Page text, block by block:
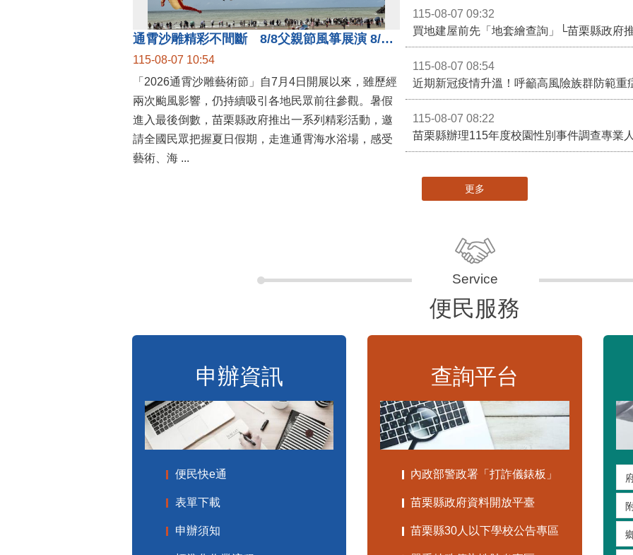
通霄沙雕精彩不間斷 8/8父親節風箏展演 8/16情人節66對浪漫挑戰送好禮
115-08-07 10:54
「2026通霄沙雕藝術節」自7月4日開展以來，雖歷經
兩次颱風影響，仍持續吸引各地民眾前往參觀。暑假
進入最後倒數，苗栗縣政府推出一系列精彩活動，邀
請全國民眾把握夏日假期，走進通霄海水浴場，感受
藝術、海 ...
115-08-07 09:32
買地建屋前先「地套繪查詢」└苗栗縣政府
115-08-07 08:54
近期新冠疫情升溫！呼籲高風險族群防範重
115-08-07 08:22
更多
便民服務
申辦資訊
便民快e通
表單下載
申辦須知
查詢平台
內政部警政署「打詐儀錶板」
苗栗縣政府資料開放平臺
苗栗縣30人以下學校公告專區